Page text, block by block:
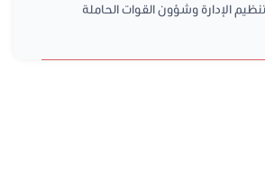
الإدارة وشؤون القوات الحاملة